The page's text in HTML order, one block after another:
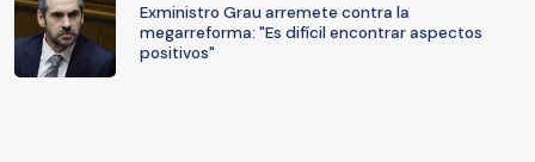
Exministro Grau arremete contra la
megarreforma: "Es difícil encontrar aspectos
positivos"